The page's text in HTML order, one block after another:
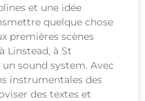
et une idée
quelque chose
premières scènes
Linstead, à St
sound system. Avec
instrumentales des
des textes et